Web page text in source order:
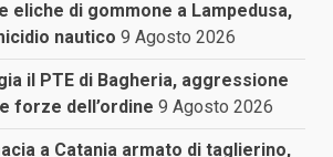
eliche di gommone a Lampedusa,
nautico 9 Agosto 2026
il PTE di Bagheria, aggressione
forze dell’ordine 9 Agosto 2026
a Catania armato di taglierino,